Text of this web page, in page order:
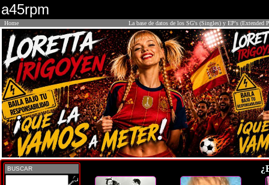
a45rpm
Home La base de datos de los SG's (Singles) y EP's (Extended
BUSCAR